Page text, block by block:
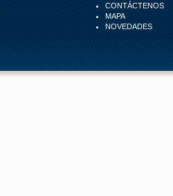
CONTÁCTENOS
MAPA
NOVEDADES